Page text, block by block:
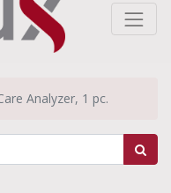
Analyzer, 1 pc.